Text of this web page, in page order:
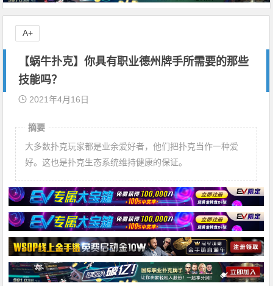
【蜗牛扑克】你具有职业德州牌手所需要的那些
技能吗？
2021年4月16日
摘要
大多数扑克玩家都是业余爱好者，他们把扑克当作一种爱
好。这也是扑克生态系统维持健康的保证。
A+